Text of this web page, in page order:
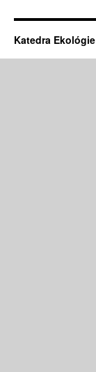
Katedra Ekológie